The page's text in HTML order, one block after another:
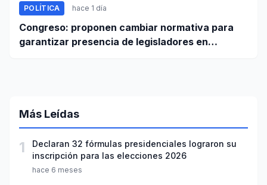
POLÍTICA hace 1 día
Congreso: proponen cambiar normativa para
garantizar presencia de legisladores en
Más Leídas
1
Declaran 32 fórmulas presidenciales lograron su
inscripción para las elecciones 2026
hace 6 meses